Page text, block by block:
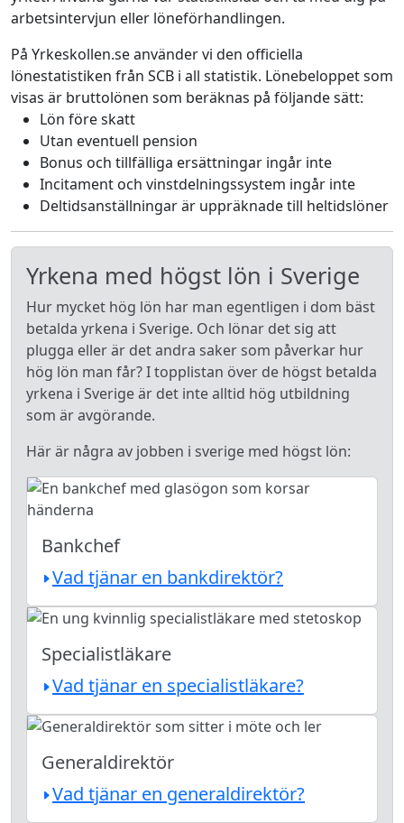
arbetsintervjun eller löneförhandlingen.
På Yrkeskollen.se använder vi den officiella
lönestatistiken från SCB i all statistik. Lönebeloppet som
visas är bruttolönen som beräknas på följande sätt:
Lön före skatt
Utan eventuell pension
Bonus och tillfälliga ersättningar ingår inte
Incitament och vinstdelningssystem ingår inte
Deltidsanställningar är uppräknade till heltidslöner
Yrkena med högst lön i Sverige
Hur mycket hög lön har man egentligen i dom bäst
betalda yrkena i Sverige. Och lönar det sig att
plugga eller är det andra saker som påverkar hur
hög lön man får? I topplistan över de högst betalda
yrkena i Sverige är det inte alltid hög utbildning
som är avgörande.
Här är några av jobben i sverige med högst lön:
Bankchef
Vad tjänar en bankdirektör?
Specialistläkare
Vad tjänar en specialistläkare?
Generaldirektör
Vad tjänar en generaldirektör?